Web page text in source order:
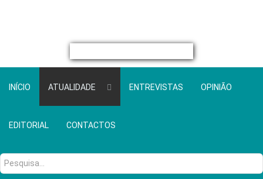
INÍCIO ATUALIDADE ENTREVISTAS OPINIÃO
EDITORIAL CONTACTOS
Pesquisa...